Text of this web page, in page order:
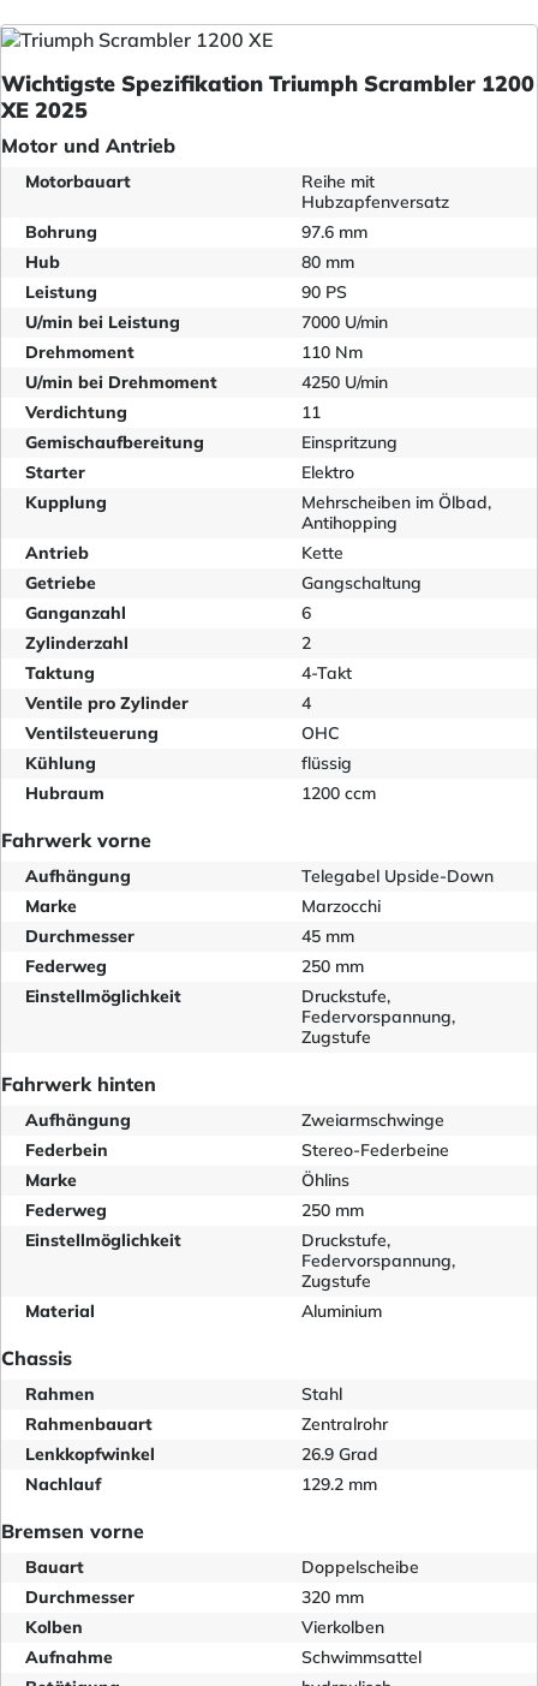
Wichtigste Spezifikation Triumph Scrambler 1200
XE 2025
Motor und Antrieb
Motorbauart
Reihe mit
Hubzapfenversatz
Bohrung
97.6 mm
Hub
80 mm
Leistung
90 PS
U/min bei Leistung
7000 U/min
Drehmoment
110 Nm
U/min bei Drehmoment
4250 U/min
Verdichtung
11
Gemischaufbereitung
Einspritzung
Starter
Elektro
Kupplung
Mehrscheiben im Ölbad,
Antihopping
Antrieb
Kette
Getriebe
Gangschaltung
Ganganzahl
6
Zylinderzahl
2
Taktung
4-Takt
Ventile pro Zylinder
4
Ventilsteuerung
OHC
Kühlung
flüssig
Hubraum
1200 ccm
Fahrwerk vorne
Aufhängung
Telegabel Upside-Down
Marke
Marzocchi
Durchmesser
45 mm
Federweg
250 mm
Einstellmöglichkeit
Druckstufe,
Federvorspannung,
Zugstufe
Fahrwerk hinten
Aufhängung
Zweiarmschwinge
Federbein
Stereo-Federbeine
Marke
Öhlins
Federweg
250 mm
Einstellmöglichkeit
Druckstufe,
Federvorspannung,
Zugstufe
Material
Aluminium
Chassis
Rahmen
Stahl
Rahmenbauart
Zentralrohr
Lenkkopfwinkel
26.9 Grad
Nachlauf
129.2 mm
Bremsen vorne
Bauart
Doppelscheibe
Durchmesser
320 mm
Kolben
Vierkolben
Aufnahme
Schwimmsattel